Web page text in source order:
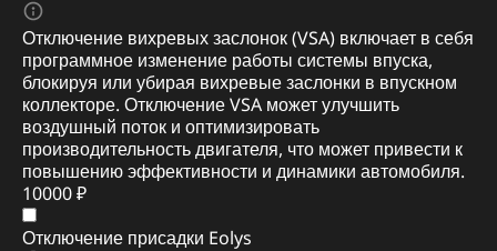
Отключение вихревых заслонок (VSA) включает в себя
программное изменение работы системы впуска,
блокируя или убирая вихревые заслонки в впускном
коллекторе. Отключение VSA может улучшить
воздушный поток и оптимизировать
производительность двигателя, что может привести к
повышению эффективности и динамики автомобиля.
10000 ₽
Отключение присадки Eolys